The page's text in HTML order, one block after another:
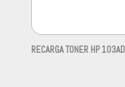
RECARGA TONER HP